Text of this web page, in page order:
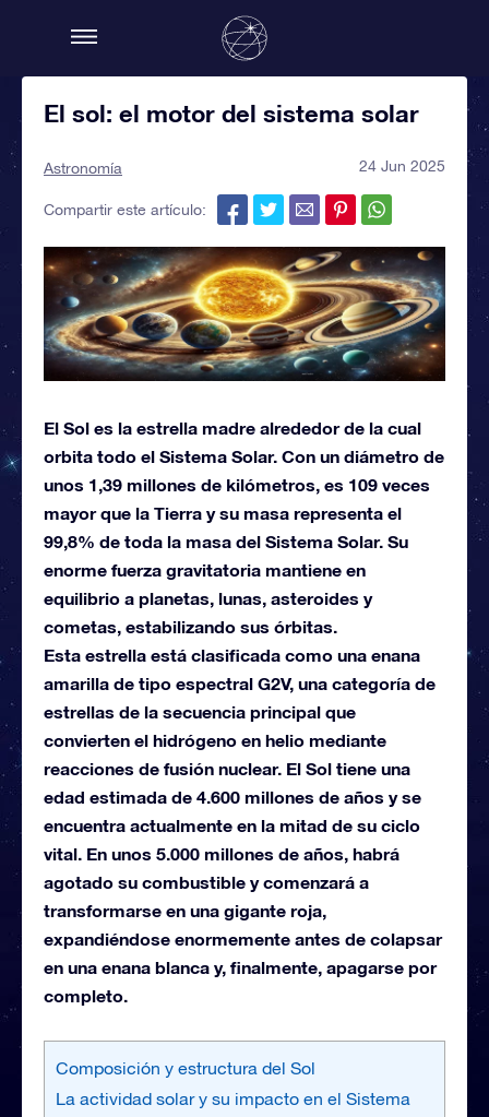
El sol: el motor del sistema solar
Astronomía 24 Jun 2025
Compartir este artículo:
El Sol es la estrella madre alrededor de la cual
orbita todo el Sistema Solar. Con un diámetro de
unos 1,39 millones de kilómetros, es 109 veces
mayor que la Tierra y su masa representa el
99,8% de toda la masa del Sistema Solar. Su
enorme fuerza gravitatoria mantiene en
equilibrio a planetas, lunas, asteroides y
cometas, estabilizando sus órbitas.
Esta estrella está clasificada como una enana
amarilla de tipo espectral G2V, una categoría de
estrellas de la secuencia principal que
convierten el hidrógeno en helio mediante
reacciones de fusión nuclear. El Sol tiene una
edad estimada de 4.600 millones de años y se
encuentra actualmente en la mitad de su ciclo
vital. En unos 5.000 millones de años, habrá
agotado su combustible y comenzará a
transformarse en una gigante roja,
expandiéndose enormemente antes de colapsar
en una enana blanca y, finalmente, apagarse por
completo.
Composición y estructura del Sol
La actividad solar y su impacto en el Sistema